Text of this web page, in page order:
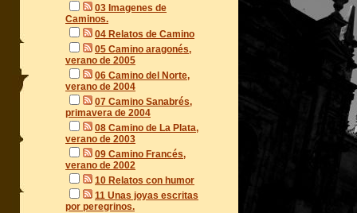
03 Imagenes de
Caminos.
04 Relatos de Camino
05 Camino aragonés,
verano de 2005
06 Camino del Norte,
verano de 2004
07 Camino Sanabrés,
primavera de 2004
08 Camino de La Plata,
verano de 2003
09 Camino Francés,
verano de 2002
10 Relatos con humor
11 Unas joyas escritas
por peregrinos.